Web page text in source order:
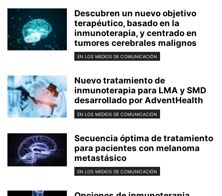
Descubren un nuevo objetivo
terapéutico, basado en la
inmunoterapia, y centrado en
tumores cerebrales malignos
EN LOS MEDIOS DE COMUNICACIÓN
Nuevo tratamiento de
inmunoterapia para LMA y SMD
desarrollado por AdventHealth
EN LOS MEDIOS DE COMUNICACIÓN
Secuencia óptima de tratamiento
para pacientes con melanoma
metastásico
EN LOS MEDIOS DE COMUNICACIÓN